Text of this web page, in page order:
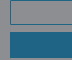
Logitech Driving Force